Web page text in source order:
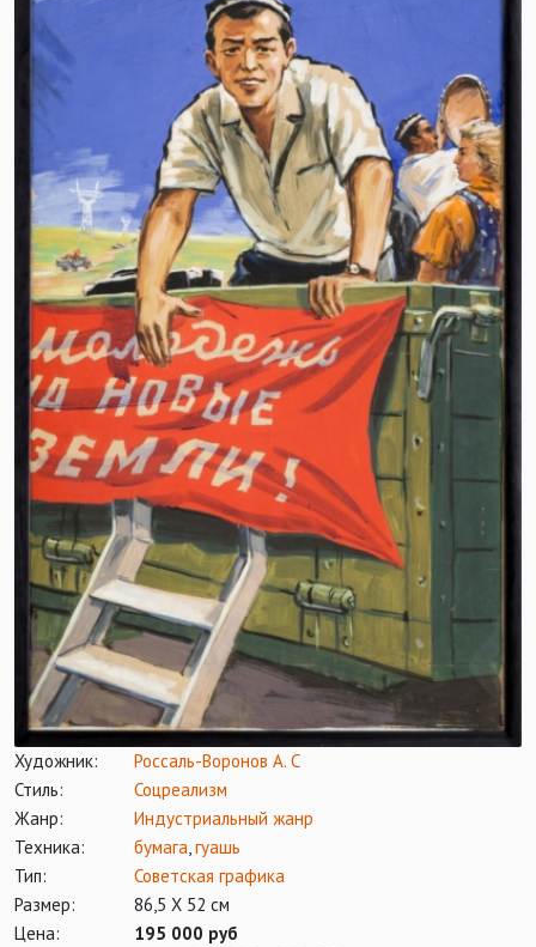
Художник:
Россаль-Воронов А. С
Стиль:
Соцреализм
Жанр:
Индустриальный жанр
Техника:
бумага,гуашь
Тип:
Советская графика
Размер:
86,5 Х 52 см
Цена:
195 000 руб